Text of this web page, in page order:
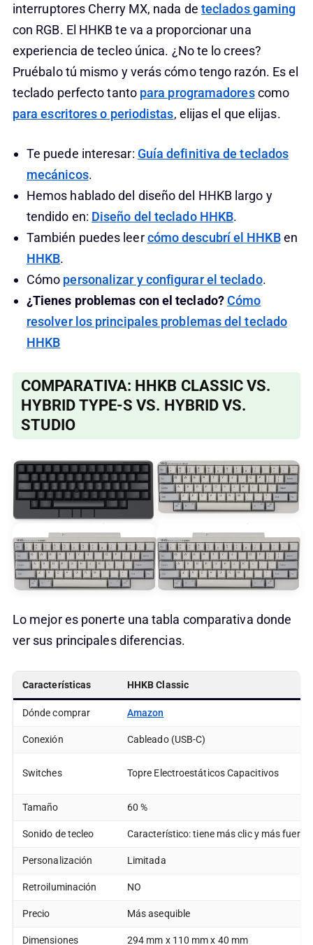
interruptores Cherry MX, nada de teclados gaming
con RGB. El HHKB te va a proporcionar una
experiencia de tecleo única. ¿No te lo crees?
Pruébalo tú mismo y verás cómo tengo razón. Es el
teclado perfecto tanto para programadorescomo
para escritores o periodistas, elijas el que elijas.
Te puede interesar: Guía definitiva de teclados
mecánicos.
Hemos hablado del diseño del HHKB largo y
tendido en: Diseño del teclado HHKB.
También puedes leercómo descubrí el HHKBen
HHKB.
Cómo personalizar y configurar el teclado.
¿Tienes problemas con el teclado?Cómo
resolver los principales problemas del teclado
HHKB
COMPARATIVA: HHKB CLASSIC VS.
HYBRID TYPE-S VS. HYBRID VS.
STUDIO
Lo mejor es ponerte una tabla comparativa donde
ver sus principales diferencias.
Características HHKB Classic
Dónde comprar Amazon
Conexión Cableado (USB-C)
Switches Topre Electroestáticos Capacitivos
Tamaño 60 %
Sonido de tecleo Característico: tiene más clic y más fuerte
Personalización Limitada
Retroiluminación NO
Precio Más asequible
Dimensiones 294 mm x 110 mm x 40 mm